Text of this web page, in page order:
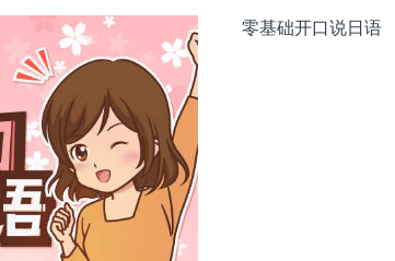
零基础开口说日语